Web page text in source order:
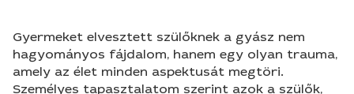
Gyermeket elvesztett szülőknek a gyász nem
hagyományos fájdalom, hanem egy olyan trauma,
amely az élet minden aspektusát megtöri.
Személyes tapasztalatom szerint azok a szülők,